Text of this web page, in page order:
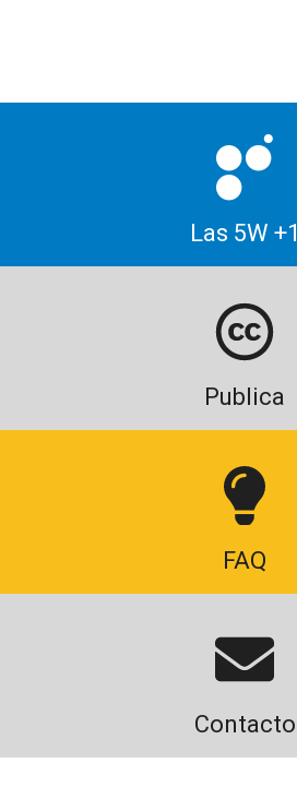
Las 5W +1
Publica
FAQ
Contacto